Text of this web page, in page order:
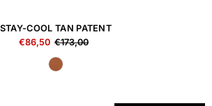
STAY-COOL TAN PATENT
€86,50 €173,00